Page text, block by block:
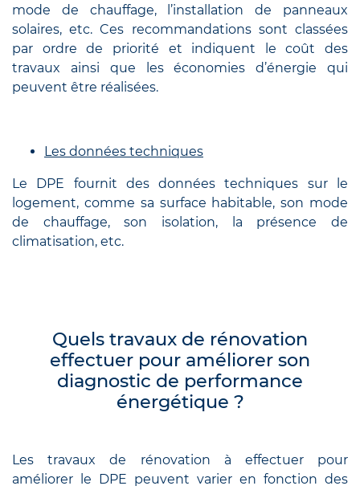
mode de chauffage, l’installation de panneaux
solaires, etc. Ces recommandations sont classées
par ordre de priorité et indiquent le coût des
travaux ainsi que les économies d’énergie qui
peuvent être réalisées.
Les données techniques
Le DPE fournit des données techniques sur le
logement, comme sa surface habitable, son mode
de chauffage, son isolation, la présence de
climatisation, etc.
Quels travaux de rénovation
effectuer pour améliorer son
diagnostic de performance
énergétique ?
Les travaux de rénovation à effectuer pour
améliorer le DPE peuvent varier en fonction des